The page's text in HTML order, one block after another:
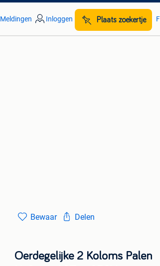
Meldingen Inloggen Plaats zoekertje
Bewaar Delen
Oerdegelijke 2 Koloms Palen